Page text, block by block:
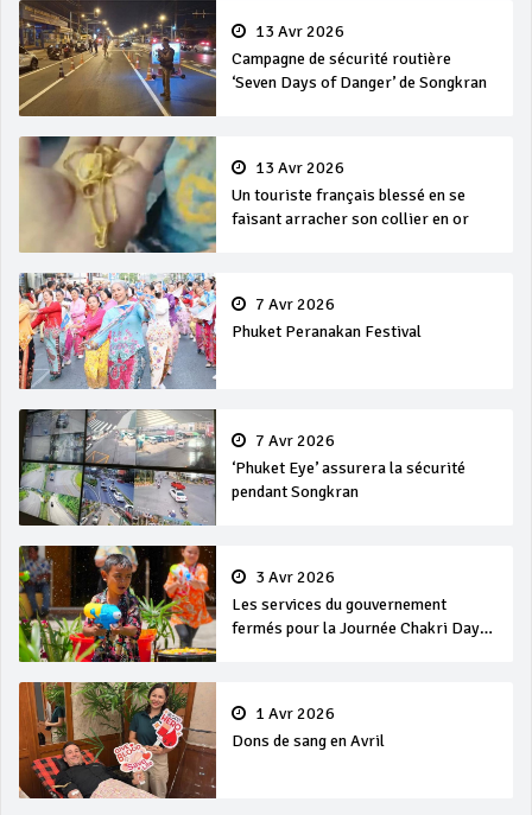
13 Avr 2026
Campagne de sécurité routière
‘Seven Days of Danger’ de Songkran
13 Avr 2026
Un touriste français blessé en se
faisant arracher son collier en or
7 Avr 2026
Phuket Peranakan Festival
7 Avr 2026
‘Phuket Eye’ assurera la sécurité
pendant Songkran
3 Avr 2026
Les services du gouvernement
fermés pour la Journée Chakri Day
1 Avr 2026
Dons de sang en Avril